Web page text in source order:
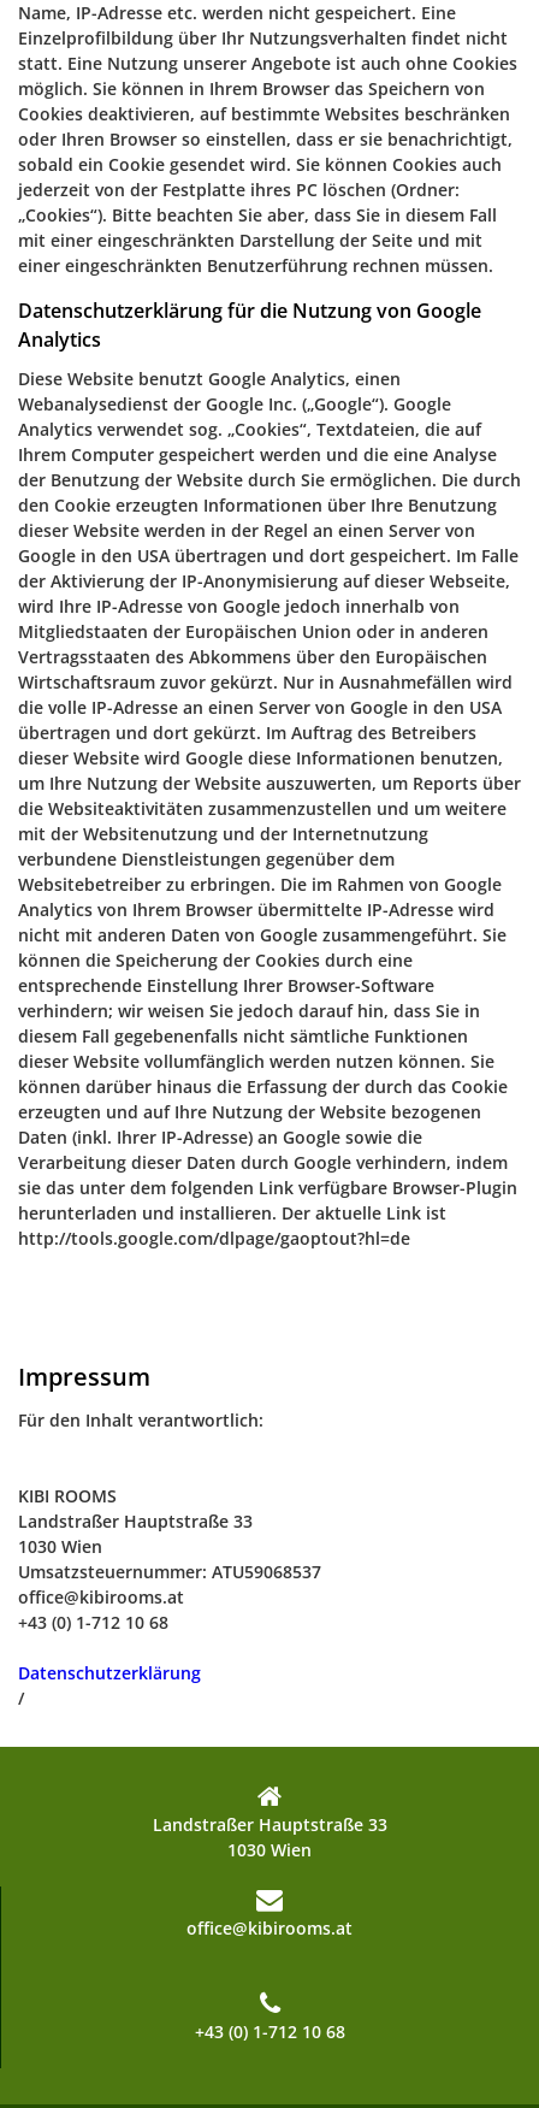
Name, IP-Adresse etc. werden nicht gespeichert. Eine
Einzelprofilbildung über Ihr Nutzungsverhalten findet nicht
statt. Eine Nutzung unserer Angebote ist auch ohne Cookies
möglich. Sie können in Ihrem Browser das Speichern von
Cookies deaktivieren, auf bestimmte Websites beschränken
oder Ihren Browser so einstellen, dass er sie benachrichtigt,
sobald ein Cookie gesendet wird. Sie können Cookies auch
jederzeit von der Festplatte ihres PC löschen (Ordner:
„Cookies“). Bitte beachten Sie aber, dass Sie in diesem Fall
mit einer eingeschränkten Darstellung der Seite und mit
einer eingeschränkten Benutzerführung rechnen müssen.
Datenschutzerklärung für die Nutzung von Google
Analytics
Diese Website benutzt Google Analytics, einen
Webanalysedienst der Google Inc. („Google“). Google
Analytics verwendet sog. „Cookies“, Textdateien, die auf
Ihrem Computer gespeichert werden und die eine Analyse
der Benutzung der Website durch Sie ermöglichen. Die durch
den Cookie erzeugten Informationen über Ihre Benutzung
dieser Website werden in der Regel an einen Server von
Google in den USA übertragen und dort gespeichert. Im Falle
der Aktivierung der IP-Anonymisierung auf dieser Webseite,
wird Ihre IP-Adresse von Google jedoch innerhalb von
Mitgliedstaaten der Europäischen Union oder in anderen
Vertragsstaaten des Abkommens über den Europäischen
Wirtschaftsraum zuvor gekürzt. Nur in Ausnahmefällen wird
die volle IP-Adresse an einen Server von Google in den USA
übertragen und dort gekürzt. Im Auftrag des Betreibers
dieser Website wird Google diese Informationen benutzen,
um Ihre Nutzung der Website auszuwerten, um Reports über
die Websiteaktivitäten zusammenzustellen und um weitere
mit der Websitenutzung und der Internetnutzung
verbundene Dienstleistungen gegenüber dem
Websitebetreiber zu erbringen. Die im Rahmen von Google
Analytics von Ihrem Browser übermittelte IP-Adresse wird
nicht mit anderen Daten von Google zusammengeführt. Sie
können die Speicherung der Cookies durch eine
entsprechende Einstellung Ihrer Browser-Software
verhindern; wir weisen Sie jedoch darauf hin, dass Sie in
diesem Fall gegebenenfalls nicht sämtliche Funktionen
dieser Website vollumfänglich werden nutzen können. Sie
können darüber hinaus die Erfassung der durch das Cookie
erzeugten und auf Ihre Nutzung der Website bezogenen
Daten (inkl. Ihrer IP-Adresse) an Google sowie die
Verarbeitung dieser Daten durch Google verhindern, indem
sie das unter dem folgenden Link verfügbare Browser-Plugin
herunterladen und installieren. Der aktuelle Link ist
http://tools.google.com/dlpage/gaoptout?hl=de
Impressum
Für den Inhalt verantwortlich:
KIBI ROOMS
Landstraßer Hauptstraße 33
1030 Wien
Umsatzsteuernummer: ATU59068537
office@kibirooms.at
+43 (0) 1-712 10 68
Datenschutzerklärung
/
Landstraßer Hauptstraße 33
1030 Wien
office@kibirooms.at
+43 (0) 1-712 10 68